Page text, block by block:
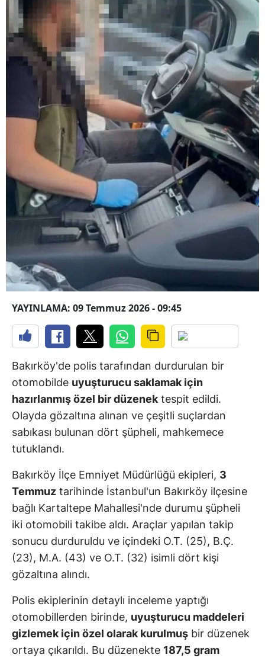
YAYINLAMA: 09 Temmuz 2026 - 09:45
Bakırköy'de polis tarafından durdurulan bir
otomobilde uyuşturucu saklamak için
hazırlanmış özel bir düzenek tespit edildi.
Olayda gözaltına alınan ve çeşitli suçlardan
sabıkası bulunan dört şüpheli, mahkemece
tutuklandı.
Bakırköy İlçe Emniyet Müdürlüğü ekipleri, 3
Temmuz tarihinde İstanbul'un Bakırköy ilçesine
bağlı Kartaltepe Mahallesi'nde durumu şüpheli
iki otomobili takibe aldı. Araçlar yapılan takip
sonucu durduruldu ve içindeki O.T. (25), B.Ç.
(23), M.A. (43) ve O.T. (32) isimli dört kişi
gözaltına alındı.
Polis ekiplerinin detaylı inceleme yaptığı
otomobillerden birinde, uyuşturucu maddeleri
gizlemek için özel olarak kurulmuş bir düzenek
ortaya çıkarıldı. Bu düzenekte 187,5 gram